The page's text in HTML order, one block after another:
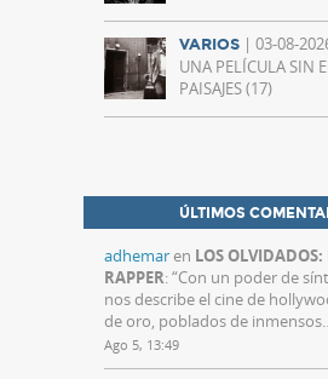
VARIOS | 03-08-
UNA PELÍCULA SIN
PAISAJES (17)
ÚLTIMOS
adhemaren LOS
RAPPER: “Con un poder de
nos describe el cine de
de oro, poblados de
Ago 5, 13:49